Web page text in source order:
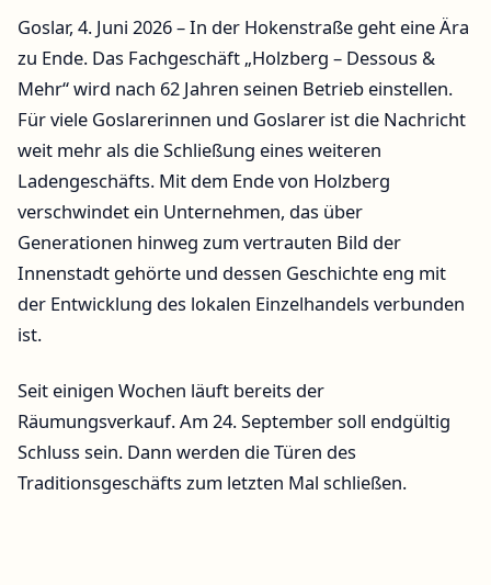
Goslar, 4. Juni 2026 – In der Hokenstraße geht eine Ära
zu Ende. Das Fachgeschäft „Holzberg – Dessous &
Mehr“ wird nach 62 Jahren seinen Betrieb einstellen.
Für viele Goslarerinnen und Goslarer ist die Nachricht
weit mehr als die Schließung eines weiteren
Ladengeschäfts. Mit dem Ende von Holzberg
verschwindet ein Unternehmen, das über
Generationen hinweg zum vertrauten Bild der
Innenstadt gehörte und dessen Geschichte eng mit
der Entwicklung des lokalen Einzelhandels verbunden
ist.
Seit einigen Wochen läuft bereits der
Räumungsverkauf. Am 24. September soll endgültig
Schluss sein. Dann werden die Türen des
Traditionsgeschäfts zum letzten Mal schließen.